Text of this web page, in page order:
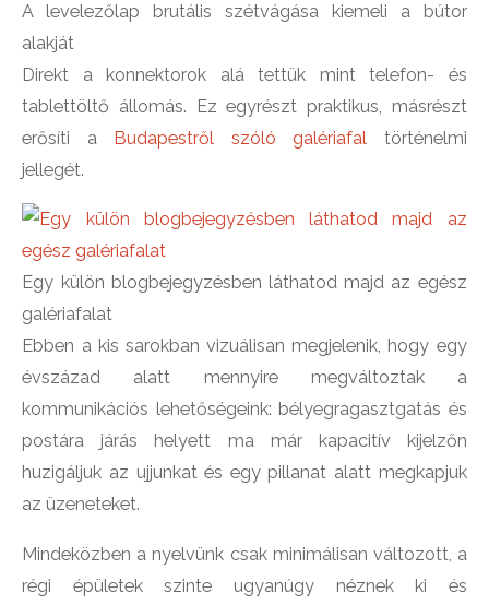
A levelezőlap brutális szétvágása kiemeli a bútor
alakját
Direkt a konnektorok alá tettük mint telefon- és
tablettöltő állomás. Ez egyrészt praktikus, másrészt
erősíti a Budapestről szóló galériafal történelmi
jellegét.
Egy külön blogbejegyzésben láthatod majd az egész
galériafalat
Ebben a kis sarokban vizuálisan megjelenik, hogy egy
évszázad alatt mennyire megváltoztak a
kommunikációs lehetőségeink: bélyegragasztgatás és
postára járás helyett ma már kapacitív kijelzőn
huzigáljuk az ujjunkat és egy pillanat alatt megkapjuk
az üzeneteket.
Mindeközben a nyelvünk csak minimálisan változott, a
régi épületek szinte ugyanúgy néznek ki és